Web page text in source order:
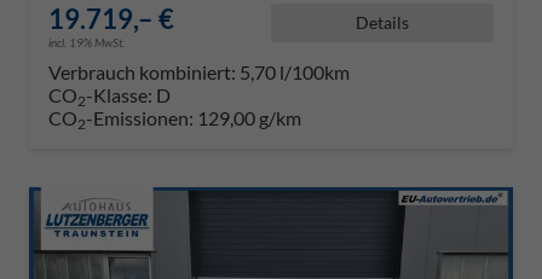
19.719,– €
incl. 19% MwSt.
Details
Verbrauch kombiniert: 5,70 l/100km
CO2-Klasse: D
CO2-Emissionen: 129,00 g/km